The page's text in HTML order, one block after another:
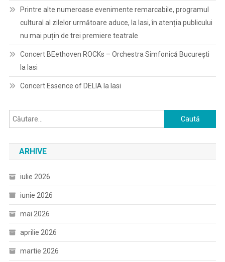
Printre alte numeroase evenimente remarcabile, programul
cultural al zilelor următoare aduce, la Iasi, în atenția publicului
nu mai puțin de trei premiere teatrale
Concert BEethoven ROCKs – Orchestra Simfonică București
la Iasi
Concert Essence of DELIA la Iasi
Caută
după:
ARHIVE
iulie 2026
iunie 2026
mai 2026
aprilie 2026
martie 2026